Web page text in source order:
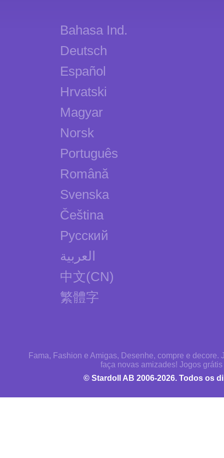
Bahasa Ind.
Deutsch
Español
Hrvatski
Magyar
Norsk
Português
Română
Svenska
Čeština
Русский
العربية
中文(CN)
繁體字
Fama, Fashion e Amigas, Desenhe, compre e decore.
faça novas amizades! Jogos
© Stardoll AB 2006-2026. Todos os